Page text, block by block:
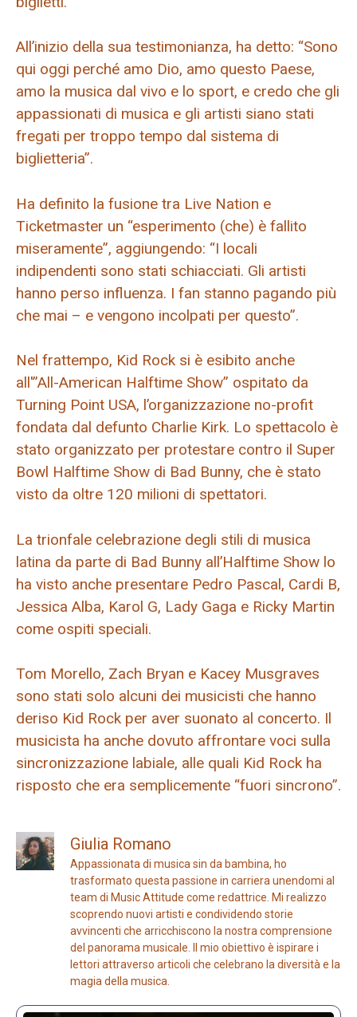
All’inizio della sua testimonianza, ha detto: “Sono
qui oggi perché amo Dio, amo questo Paese,
amo la musica dal vivo e lo sport, e credo che gli
appassionati di musica e gli artisti siano stati
fregati per troppo tempo dal sistema di
biglietteria”.
Ha definito la fusione tra Live Nation e
Ticketmaster un “esperimento (che) è fallito
miseramente”, aggiungendo: “I locali
indipendenti sono stati schiacciati. Gli artisti
hanno perso influenza. I fan stanno pagando più
che mai – e vengono incolpati per questo”.
Nel frattempo, Kid Rock si è esibito anche
all'”All-American Halftime Show” ospitato da
Turning Point USA, l’organizzazione no-profit
fondata dal defunto Charlie Kirk. Lo spettacolo è
stato organizzato per protestare contro il Super
Bowl Halftime Show di Bad Bunny, che è stato
visto da oltre 120 milioni di spettatori.
La trionfale celebrazione degli stili di musica
latina da parte di Bad Bunny all’Halftime Show lo
ha visto anche presentare Pedro Pascal, Cardi B,
Jessica Alba, Karol G, Lady Gaga e Ricky Martin
come ospiti speciali.
Tom Morello, Zach Bryan e Kacey Musgraves
sono stati solo alcuni dei musicisti che hanno
deriso Kid Rock per aver suonato al concerto. Il
musicista ha anche dovuto affrontare voci sulla
sincronizzazione labiale, alle quali Kid Rock ha
risposto che era semplicemente “fuori sincrono”.
Giulia Romano
Appassionata di musica sin da bambina, ho
trasformato questa passione in carriera unendomi al
team di Music Attitude come redattrice. Mi realizzo
scoprendo nuovi artisti e condividendo storie
avvincenti che arricchiscono la nostra comprensione
del panorama musicale. Il mio obiettivo è ispirare i
lettori attraverso articoli che celebrano la diversità e la
magia della musica.